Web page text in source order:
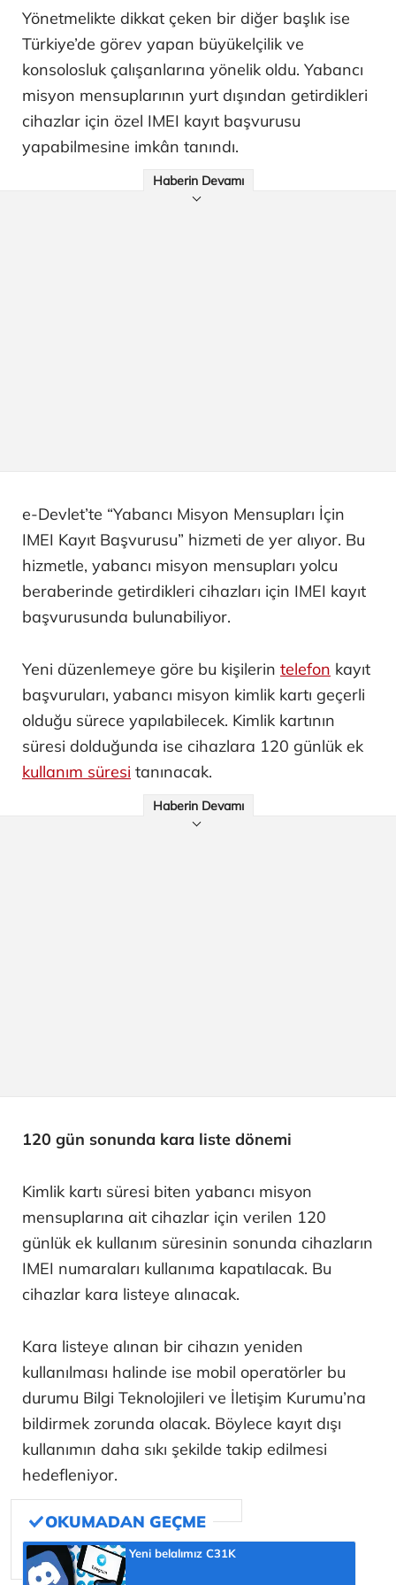
Yönetmelikte dikkat çeken bir diğer başlık ise
Türkiye’de görev yapan büyükelçilik ve
konsolosluk çalışanlarına yönelik oldu. Yabancı
misyon mensuplarının yurt dışından getirdikleri
cihazlar için özel IMEI kayıt başvurusu
yapabilmesine imkân tanındı.
Haberin Devamı
e-Devlet’te “Yabancı Misyon Mensupları İçin
IMEI Kayıt Başvurusu” hizmeti de yer alıyor. Bu
hizmetle, yabancı misyon mensupları yolcu
beraberinde getirdikleri cihazları için IMEI kayıt
başvurusunda bulunabiliyor.
Yeni düzenlemeye göre bu kişilerin telefon kayıt
başvuruları, yabancı misyon kimlik kartı geçerli
olduğu sürece yapılabilecek. Kimlik kartının
süresi dolduğunda ise cihazlara 120 günlük ek
kullanım süresi tanınacak.
Haberin Devamı
120 gün sonunda kara liste dönemi
Kimlik kartı süresi biten yabancı misyon
mensuplarına ait cihazlar için verilen 120
günlük ek kullanım süresinin sonunda cihazların
IMEI numaraları kullanıma kapatılacak. Bu
cihazlar kara listeye alınacak.
Kara listeye alınan bir cihazın yeniden
kullanılması halinde ise mobil operatörler bu
durumu Bilgi Teknolojileri ve İletişim Kurumu’na
bildirmek zorunda olacak. Böylece kayıt dışı
kullanımın daha sıkı şekilde takip edilmesi
hedefleniyor.
Yeni belalımız C31K